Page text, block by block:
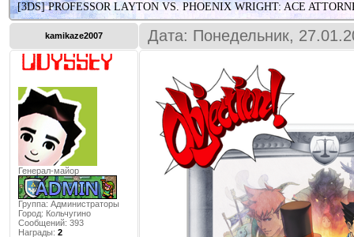
[3DS] PROFESSOR LAYTON VS. PHOENIX WRIGHT: ACE
kamikaze2007 Дата: Понедельник,
Генерал-майор
Группа: Администраторы
Город: Кольчугино
Сообщений: 393
Награды: 2